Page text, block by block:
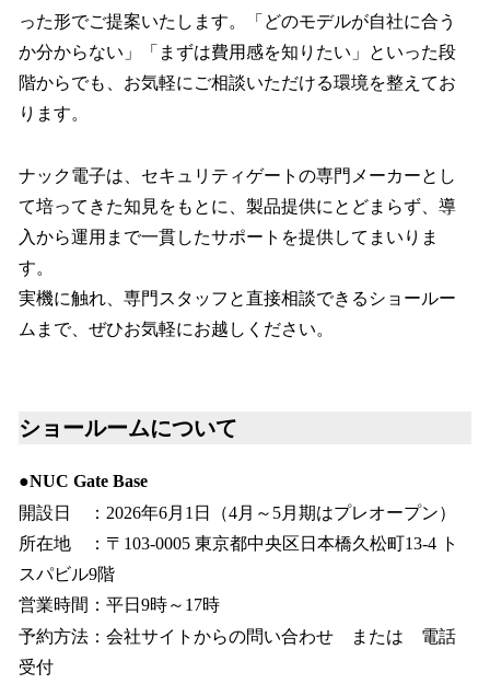
った形でご提案いたします。「どのモデルが自社に合う
か分からない」「まずは費用感を知りたい」といった段
階からでも、お気軽にご相談いただける環境を整えてお
ります。
ナック電子は、セキュリティゲートの専門メーカーとし
て培ってきた知見をもとに、製品提供にとどまらず、導
入から運用まで一貫したサポートを提供してまいりま
す。
実機に触れ、専門スタッフと直接相談できるショールー
ムまで、ぜひお気軽にお越しください。
ショールームについて
●NUC Gate Base
開設日 ：2026年6月1日（4月～5月期はプレオープン）
所在地 ：〒103-0005 東京都中央区日本橋久松町13-4 ト
スパビル9階
営業時間：平日9時～17時
予約方法：会社サイトからの問い合わせ または 電話
受付